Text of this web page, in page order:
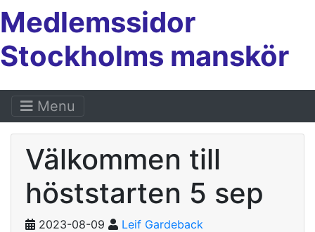
Medlemssidor
Stockholms manskör
Menu
Välkommen till
höststarten 5 sep
2023-08-09 Leif Gardeback